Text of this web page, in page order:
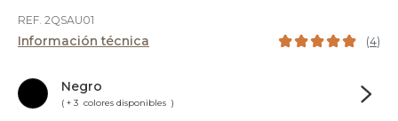
REF. 2QSAU01
Información técnica (4)
Negro
( + 3 colores disponibles )